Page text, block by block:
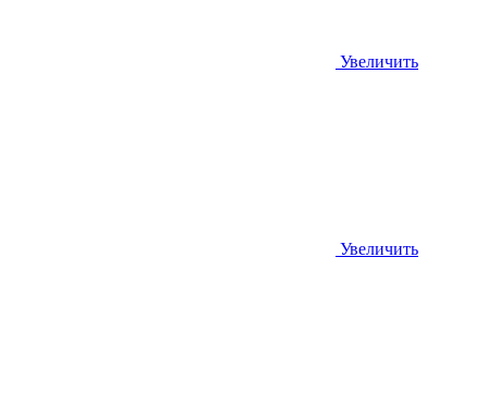
Увеличить
Увеличить